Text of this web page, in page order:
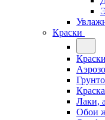
Краски
Краски
Лаки,
Обои